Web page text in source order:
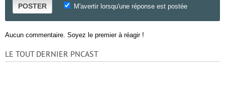
POSTER M'avertir lorsqu'une réponse est postée
Aucun commentaire. Soyez le premier à réagir !
LE TOUT DERNIER PNCAST